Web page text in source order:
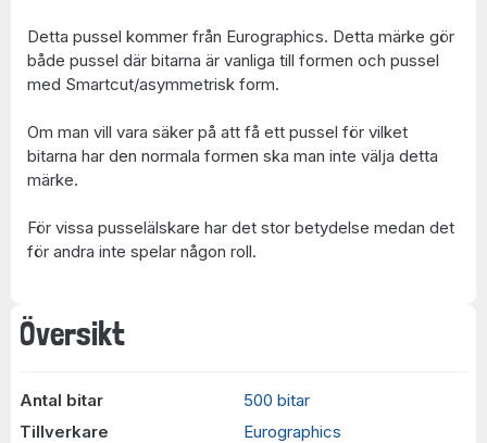
Översikt
Antal bitar
500 bitar
Tillverkare
Eurographics
Detta pussel kommer från Eurographics. Detta märke gör
både pussel där bitarna är vanliga till formen och pussel
med Smartcut/asymmetrisk form.
Om man vill vara säker på att få ett pussel för vilket
bitarna har den normala formen ska man inte välja detta
märke.
För vissa pusselälskare har det stor betydelse medan det
för andra inte spelar någon roll.